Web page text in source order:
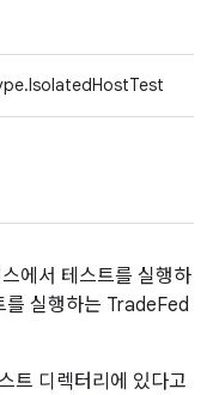
에서 테스트를 실행하
를 실행하는 TradeFed
트 디렉터리에 있다고